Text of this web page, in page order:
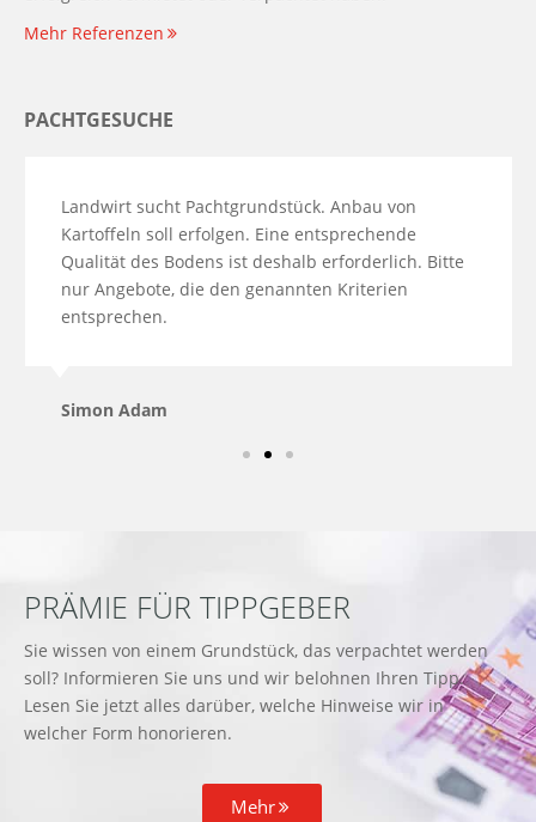
Mehr Referenzen
PACHTGESUCHE
Landwirt sucht Pachtgrundstück. Anbau von
Kartoffeln soll erfolgen. Eine entsprechende
Qualität des Bodens ist deshalb erforderlich. Bitte
nur Angebote, die den genannten Kriterien
entsprechen.
Simon Adam
PRÄMIE FÜR TIPPGEBER
Sie wissen von einem Grundstück, das verpachtet werden
soll? Informieren Sie uns und wir belohnen Ihren Tipp.
Lesen Sie jetzt alles darüber, welche Hinweise wir in
welcher Form honorieren.
Mehr